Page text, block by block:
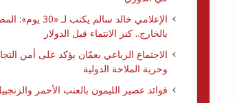
الإعلامي خالد سالم يكتب لـ
بالخارج.. كنز الانتماء قبل الدولار
الاجتماع الرباعي بعمّان يؤكد على أمن
وحرية الملاحة الدولية
فوائد عصير الليمون بالعنب الأحمر